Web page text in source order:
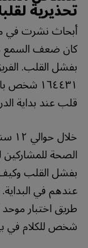
تحذيرية
أبحاث نشرت في
كان ضعف السمع
بفشل القلب.
١٦٤٤٣١
قلب عند بداية
الصحة
بفشل القلب
عندهم في
طريق اختبار
شخص للكلام في